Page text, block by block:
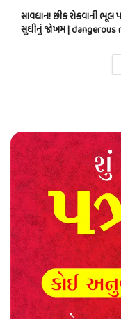
સાવધાન! છીંક રોકવાની ભૂલ
સુધીનું જોખમ |